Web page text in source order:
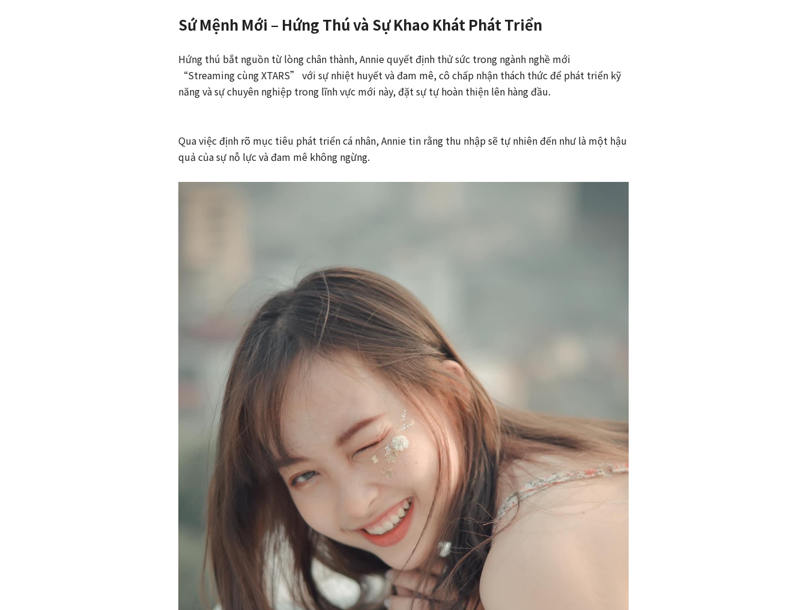
Sứ Mệnh Mới – Hứng Thú và Sự Khao Khát Phát Triển
Hứng thú bắt nguồn từ lòng chân thành, Annie quyết định thử sức trong ngành nghề mới
“Streaming cùng XTARS” với sự nhiệt huyết và đam mê, cô chấp nhận thách thức để phát triển kỹ
năng và sự chuyên nghiệp trong lĩnh vực mới này, đặt sự tự hoàn thiện lên hàng đầu.
Qua việc định rõ mục tiêu phát triển cá nhân, Annie tin rằng thu nhập sẽ tự nhiên đến như là một hậu
quả của sự nỗ lực và đam mê không ngừng.